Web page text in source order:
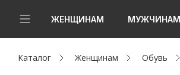
ЖЕНЩИНАМ МУЖЧИНАМ
Новинки
Каталог Женщинам Обувь